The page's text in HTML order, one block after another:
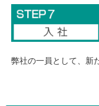
弊社の一員として、新